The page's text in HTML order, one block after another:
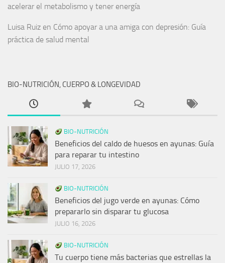
acelerar el metabolismo y tener energía
Luisa Ruiz en Cómo apoyar a una amiga con depresión: Guía
práctica de salud mental
BIO-NUTRICIÓN, CUERPO & LONGEVIDAD
BIO-NUTRICIÓN
Beneficios del caldo de huesos en ayunas: Guía
para reparar tu intestino
JULIO 17, 2026
BIO-NUTRICIÓN
Beneficios del jugo verde en ayunas: Cómo
prepararlo sin disparar tu glucosa
JULIO 16, 2026
BIO-NUTRICIÓN
Tu cuerpo tiene más bacterias que estrellas la